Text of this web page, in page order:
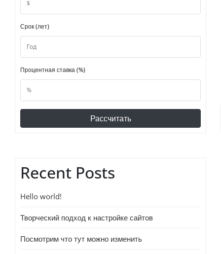
Срок (лет)
Процентная ставка (%)
Рассчитать
Recent Posts
Hello world!
Творческий подход к настройке сайтов
Посмотрим что тут можно изменить